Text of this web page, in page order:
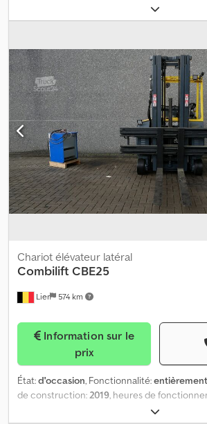
, hauteur de
libre:2 050 mm, type de carburant:
, Le Combilift CBE25
latéral de 2019, ayant effectué 7400 heures
est équipé d’un joystick. Dksdpfx Ahszp D
Lier 574 km
Chariot élévateur latéral
Combilift CBE25
prix
État:d'occasion, Fonctionnalité:
de construction:2019, heures de
, hauteur de